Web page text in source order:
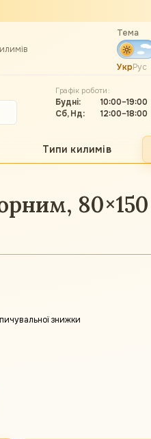
Тема
УкрРус
Графік роботи:
Будні:
10:00–19:00
Сб, Нд:
12:00–18:00
Типи килимів
знижки